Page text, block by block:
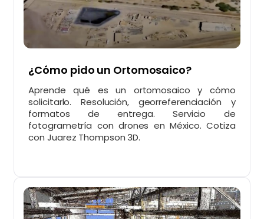
¿Cómo pido un Ortomosaico?
Aprende qué es un ortomosaico y cómo
solicitarlo. Resolución, georreferenciación y
formatos de entrega. Servicio de
fotogrametría con drones en México. Cotiza
con Juarez Thompson 3D.